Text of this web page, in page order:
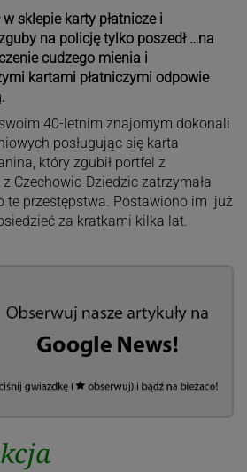
sklepie karty płatnicze i
na policję tylko poszedł …na
cudzego mienia i
kartami płatniczymi odpowie
40-letnim znajomym dokonali
posługując się karta
który zgubił portfel z
Czechowic-Dziedzic zatrzymała
te przestępstwa. Postawiono im już
za kratkami kilka lat.